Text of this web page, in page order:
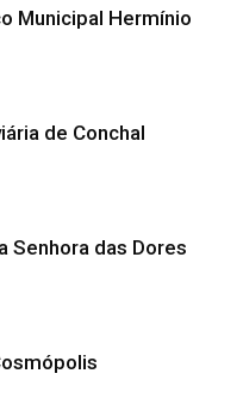
Municipal Hermínio
de Conchal
Senhora das Dores